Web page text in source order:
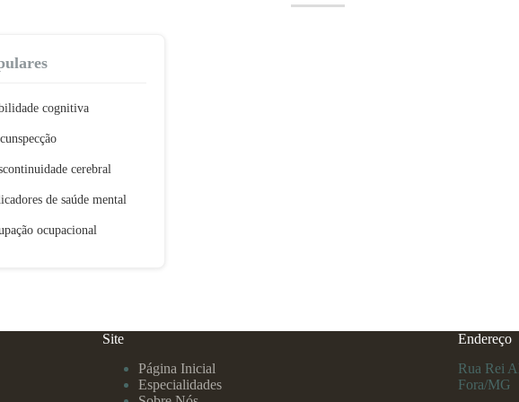
cognitiva
cerebral
de saúde mental
ocupacional
Site
Página Inicial
Especialidades
Endereço
Rua Rei
Fora/MG